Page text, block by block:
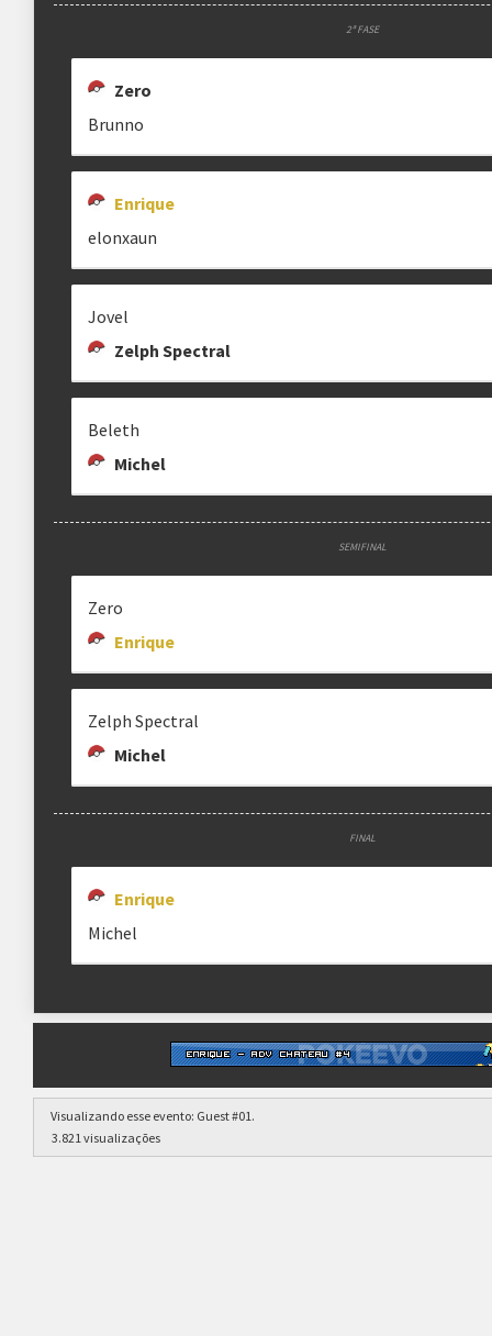
2ª FASE
Zero
Brunno
Enrique
elonxaun
Jovel
Zelph Spectral
Beleth
Michel
SEMIFINAL
Zero
Enrique
Zelph Spectral
Michel
FINAL
Enrique
Michel
Visualizando esse evento: Guest #01.
3.821 visualizações